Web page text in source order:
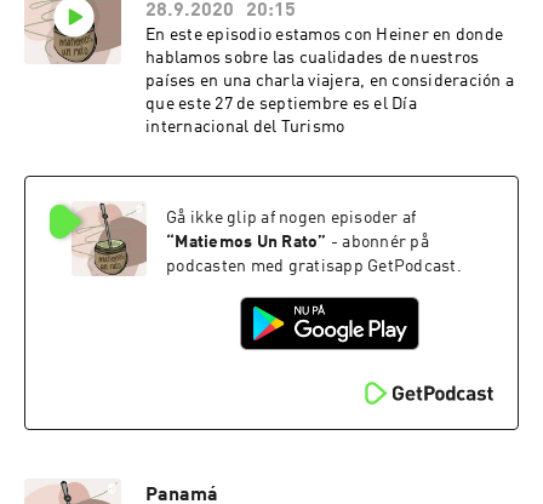
28.9.2020
20:15
En este episodio estamos con Heiner en donde
hablamos sobre las cualidades de nuestros
países en una charla viajera, en consideración a
que este 27 de septiembre es el Día
internacional del Turismo
Gå ikke glip af nogen episoder af
“ Matiemos Un Rato” - abonnér på
podcasten med gratisapp GetPodcast.
Panamá